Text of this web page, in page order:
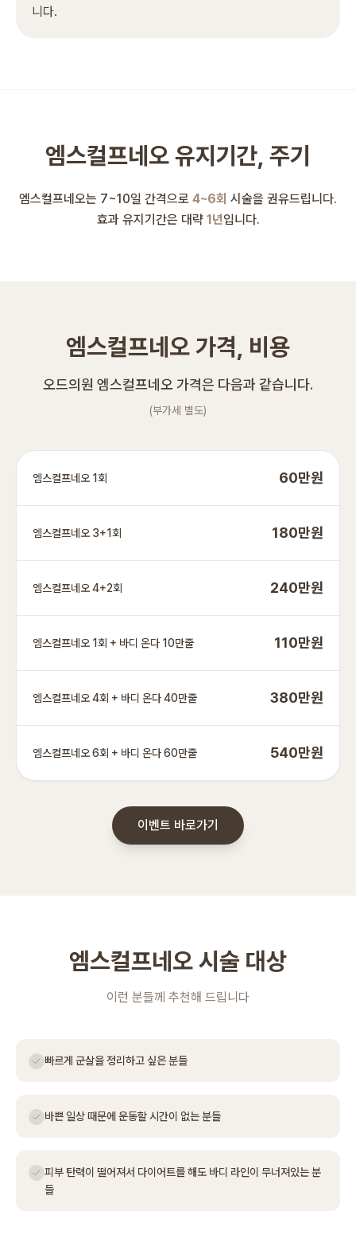
니다.
엠스컬프네오 유지기간, 주기
엠스컬프네오는 7~10일 간격으로 4~6회 시술을 권유드립니다.
효과 유지기간은 대략 1년입니다.
엠스컬프네오 가격, 비용
오드의원 엠스컬프네오 가격은 다음과 같습니다.
(부가세 별도)
엠스컬프네오 1회 60만원
엠스컬프네오 3+1회 180만원
엠스컬프네오 4+2회 240만원
엠스컬프네오 1회 + 바디 온다 10만줄 110만원
엠스컬프네오 4회 + 바디 온다 40만줄 380만원
엠스컬프네오 6회 + 바디 온다 60만줄 540만원
이벤트 바로가기
엠스컬프네오 시술 대상
이런 분들께 추천해 드립니다
빠르게 군살을 정리하고 싶은 분들
바쁜 일상 때문에 운동할 시간이 없는 분들
피부 탄력이 떨어져서 다이어트를 해도 바디 라인이 무너져있는 분
들